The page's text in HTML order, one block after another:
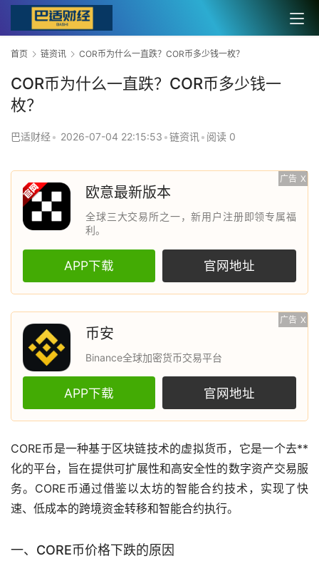
首页 链资讯 COR币为什么一直跌？COR币多少钱一枚？
COR币为什么一直跌？COR币多少钱一
枚？
巴适财经• 2026-07-04 22:15:53 •链资讯 • 阅读 0
广告 X
欧意最新版本
全球三大交易所之一，新用户注册即领专属福
利。
APP下载 官网地址
广告 X
币安
Binance全球加密货币交易平台
APP下载 官网地址
CORE币是一种基于区块链技术的虚拟货币，它是一个去**
化的平台，旨在提供可扩展性和高安全性的数字资产交易服
务。CORE币通过借鉴以太坊的智能合约技术，实现了快
速、低成本的跨境资金转移和智能合约执行。
一、CORE币价格下跌的原因